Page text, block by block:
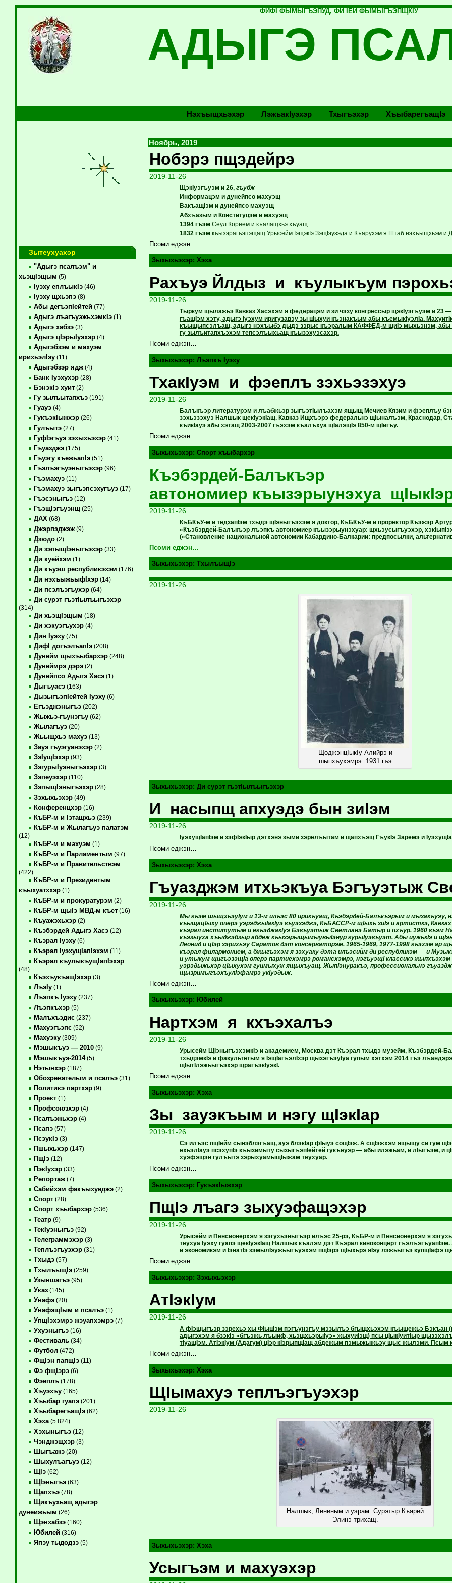
ФИФI ФЫМЫГЪЭПУД, ФИ IЕЙ ФЫМЫГЪЭПЩКIУ
АДЫГЭ
Нэхъыщхьэхэр Лэжьакlуэхэр Тхыгъэхэр Хъыбарегъащlэ
Зытеухуахэр
"Адыгэ псалъэм" и
хьэщIэщым (5)
Iуэху еплъыкIэ(46)
Iуэху щхьэпэ(8)
Абы дегъэпIейтей(77)
Адыгэ лъагъуэжьхэмкIэ(1)
Адыгэ хабзэ(3)
Адыгэ цIэрыIуэхэр(4)
Адыгэбзэм и махуэм
ирихьэлIэу(11)
Адыгэбзэр ядж(4)
Банк Iуэхухэр(28)
БэнэкIэ хуит(2)
Гу зылъытапхъэ(191)
Гуауэ(4)
ГукъэкIыжхэр(26)
Гулъытэ(27)
ГуфIэгъуэ зэхыхьэхэр(41)
Гъуазджэ(175)
Гъуэгу къежьапIэ(51)
Гъэлъэгъуэныгъэхэр(96)
Гъэмахуэ(11)
Гъэмахуэ зыгъэпсэхугъуэ(17)
Гъэсэныгъэ(12)
ГъэщIэгъуэнщ(25)
ДАХ (68)
Джэрпэджэж(9)
Дзюдо(2)
Ди зэпыщIэныгъэхэр(33)
Ди куейхэм (1)
Ди къуэш республикэхэм (176)
Ди нэхъыжьыфIхэр(14)
Ди псэлъэгъухэр(64)
Ди сурэт гъэтIылъыгъэхэр
(314)
Ди хьэщIэщым (18)
Ди хэкуэгъухэр(4)
Дин Iуэху(75)
ДифI догъэлъапIэ(208)
Дунейм щыхъыбархэр(248)
Дунеймрэ дэрэ(2)
Дунейпсо Адыгэ Хасэ(1)
Дыгъуасэ(163)
ДызыгъэпIейтей Iуэху(6)
Егъэджэныгъэ(202)
Жыжьэ-гъунэгъу(62)
Жылагъуэ(20)
Жьыщхьэ махуэ(13)
Зауэ гъуэгуанэхэр(2)
ЗэIущIэхэр(93)
ЗэгурыIуэныгъэхэр(3)
Зэпеуэхэр(110)
ЗэпыщIэныгъэхэр(28)
Зэхыхьэхэр(49)
Конференцхэр(16)
КъБР-м и Iэтащхьэ(239)
КъБР-м и Жылагъуэ палатэм
(12)
КъБР-м и махуэм (1)
КъБР-м и Парламентым (97)
КъБР-м и Правительствэм
(422)
КъБР-м и Президентым
къыхуатххэр(1)
КъБР-м и прокуратурэм (2)
КъБР-м щыIэ МВД-м къет(16)
Къуажэхьхэр(2)
Къэбэрдей Адыгэ Хасэ(12)
Къэрал Iуэху(6)
Къэрал IуэхущIапIэхэм (11)
Къэрал къулыкъущIапIэхэр
(48)
КъэхъукъащIэхэр(3)
ЛъэIу(1)
Лъэпкъ Iуэху(237)
Лъэпкъхэр(5)
Малъхъэдис(237)
Махуэгъэпс(52)
Махуэку(309)
Мэшыкъуэ — 2010(9)
Мэшыкъуэ-2014(5)
Нэтынхэр(187)
Обозревателым и псалъэ(31)
Политикэ партхэр(9)
Проект(1)
Профсоюзхэр(4)
Псалъэжьхэр(4)
Псапэ(57)
ПсэукIэ(3)
Пшыхьхэр(147)
ПщIэ(12)
ПэкIухэр(33)
Репортаж(7)
Сабийхэм факъыхуеджэ(2)
Спорт(28)
Спорт хъыбархэр(536)
Театр(9)
ТекIуэныгъэ(92)
Телеграммэхэр(3)
Теплъэгъуэхэр(31)
Тхыдэ(57)
ТхылъыщIэ(259)
Узыншагъэ(95)
Указ(145)
Унафэ(20)
УнафэщIым и псалъэ(1)
УпщIэхэмрэ жэуапхэмрэ(7)
Ухуэныгъэ(16)
Фестиваль(34)
Футбол(472)
ФщIэн папщIэ(11)
Фэ фщIэрэ(6)
Фэеплъ(178)
Хъуэхъу(165)
Хъыбар гуапэ(201)
ХъыбарегъащIэ(62)
Хэха(5 824)
Хэхыныгъэ(12)
Чэнджэщхэр(3)
Шыгъажэ(20)
Шыхулъагъуэ(12)
ЩIэ(62)
ЩIэныгъэ(63)
Щапхъэ(78)
Щикъухьащ адыгэр
дунеижьым (26)
Щэнхабзэ(160)
Юбилей(316)
Япэу тыдодзэ(5)
Ноябрь, 2019
Нобэрэ пщэдейрэ
2019-11-26
ЩэкIуэгъуэм и 26, гъубж
Информацэм и дунейпсо махуэщ
ВакъащIэм и дунейпсо махуэщ
Абхъазым и Конституцэм и махуэщ
1394 гъэм Сеул Кореем и къалащхьэ хъуащ.
1832 гъэм къызэрагъэпэщащ Урысейм IэщэкIэ ЗэщIэузэда и Къарухэм я Штаб нэхъыщхьэм и
Псоми еджэн…
Зыхыхьэхэр: Хэха
Рахъуэ Йлдыз и къулыкъум
2019-11-26
Тыркум щылажьэ Кавказ Хасэхэм я федерацэм и зи чэзу конгрессыр щэкIуэгъуэм и 23
гъащIэм хэту, адыгэ Iуэхум иригузавэу зы цIыхуи къэнакъым абы къемыкIуэлIа.
къыщыпсэлъащ, адыгэ нэхъыбэ дыдэ зэрыс къэралым КАФФЕД-м щиIэ мыхьэнэм, абы
гу зылъитапхъэхэм тепсэлъыхьащ къызэхуэсахэр.
Псоми еджэн…
Зыхыхьэхэр: Лъэпкъ Iуэху
ТхакIуэм и фэеплъ зэхьэзэхуэ
2019-11-26
Балъкъэр литературэм и лъабжьэр зыгъэтIылъахэм ящыщ Мечиев Кязим и фэеплъу
зэхьэзэхуэ Налшык щекIуэкIащ. Кавказ Ищхъэрэ федеральнэ щIыналъэм, Краснодар,
къикIауэ абы хэтащ 2003-2007 гъэхэм къалъхуа щIалэщIэ 850-м щIигъу.
Псоми еджэн…
Зыхыхьэхэр: Спорт хъыбархэр
Къэбэрдей-Балъкъэр
автономиер къызэрыунэхуа
2019-11-26
КъБКъУ-м и тедзапIэм тхыдэ щIэныгъэхэм я доктор, КъБКъУ-м и проректор Къэжэр
«Къэбэрдей-Балъкъэр лъэпкъ автономиер къызэрыунэхуар: щхьэусыгъуэхэр,
(«Становление национальной автономии Кабардино-Балкарии: предпосылки,
Псоми еджэн…
Зыхыхьэхэр: ТхылъыщIэ
2019-11-26
ЩоджэнцIыкIу Алийрэ и
шыпхъухэмрэ. 1931 гъэ
Зыхыхьэхэр: Ди сурэт гъэтIылъыгъэхэр
И насыпщ апхуэдэ бын зиIэм
2019-11-26
IуэхущIапIэм и зэфIэкIыр дэтхэнэ зыми зэрелъытам и щапхъэщ ГъукIэ Заремэ и
Псоми еджэн…
Зыхыхьэхэр: Хэха
Гъуазджэм итхьэкъуа Бэгъуэтыж
2019-11-26
Мы гъэм шыщхьэуIум и 13-м илъэс 80 ирикъуащ, Къэбэрдей-Балъкъэрым и мызакъуэу,
къыщацIыху оперэ уэрэджыIакIуэ гъуэзэджэ, КъБАССР-м щIыхь зиIэ и артисткэ,
къэрал институтым и егъэджакIуэ Бэгъуэтыж Светланэ Батыр и пхъур. 1960 гъэм
къэзыуха хъыджэбзыр абдеж къызэрыщымыувыIэнур гурыIуэгъуэт. Абы иужькIэ и
Леонид и цIэр зэрихьэу Саратов дэт консерваторэм. 1965-1969, 1977-1998 гъэхэм ар
къэрал филармонием, а бжыгъэхэм я зэхуаку дэта илъэсийм ди республикэм и
и утыкум щигъэзэщIа оперэ партиехэмрэ романсхэмрэ, нэгъуэщI классикэ
уэрэдыжьхэр цIыхухэм гуимыхуж ящыхъуащ. ЖыпIэнуракъэ, профессиональнэ
щызримыгъэхъулIэфамрэ укIуэдыж.
Псоми еджэн…
Зыхыхьэхэр: Юбилей
Нартхэм я кхъэхалъэ
2019-11-26
Урысейм ЩIэныгъэхэмкIэ и академием, Москва дэт Къэрал тхыдэ музейм, Къэбэрдей-
тхыдэмкIэ и факультетым я IэщIагъэлIхэр щызэгъэуIуа гупым хэтхэм 2014 гъэ
щIытIлэжьыгъэхэр щрагъэкIуэкI.
Псоми еджэн…
Зыхыхьэхэр: Хэха
Зы зауэкъым и нэгу щIэкIар
2019-11-26
Сэ илъэс пщIейм сынэблэгъащ, ауэ блэкIар фIыуэ сощIэж. А сщIэжхэм ящыщу си гум
ехьэлIауэ псэхупIэ къызимыту сызыгъэпIейтей гукъеуэр — абы илэжьам, и лIыгъэм, и
хуэфэщэн гулъытэ зэрыхуамыщIыжам теухуар.
Псоми еджэн…
Зыхыхьэхэр: ГукъэкIыжхэр
ПщIэ лъагэ зыхуэфащэхэр
2019-11-26
Урысейм и Пенсионерхэм я зэгухьэныгъэр илъэс 25-рэ, КъБР-м и Пенсионерхэм я
теухуа Iуэху гуапэ щекIуэкIащ Налшык къалэм дэт Къэрал киноконцерт
и экономикэм и IэнатIэ зэмылIэужьыгъуэхэм пщIэрэ щIыхьрэ яIэу лэжьыгъэ купщIафэ
Псоми еджэн…
Зыхыхьэхэр: Зэхыхьэхэр
АтIэкIум
2019-11-26
А фIэщыгъэр зэрехьэ хы ФIыцIэм пэгъунэгъу мэзылъэ бгыщхьэхэм къыщежьэ Бэкъан
адыгэхэм я бзэкIэ «бгъэжь лъыиф, хьэщхьэрыIуэ» жыхуиIэщ) псы цIыкIуитIыр
тIуащIэм. АтIэкIум (Адагум) цIэр кIэрыпщIащ абдежым пэмыжыжьэу щыс жылэми. Псым
Псоми еджэн…
Зыхыхьэхэр: Хэха
ЩIымахуэ теплъэгъуэхэр
2019-11-26
Налшык, Лениным и уэрам. Cурэтыр Къарей
Элинэ трихащ.
Зыхыхьэхэр: Хэха
Усыгъэм и махуэхэр